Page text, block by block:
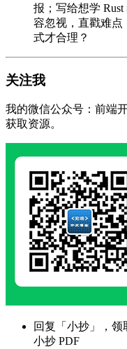
报；写给想学
容忽视，直戳难点
式才合理？
关注我
我的微信公众号：前端
获取资源。
回复「小抄」，领
小抄 PDF